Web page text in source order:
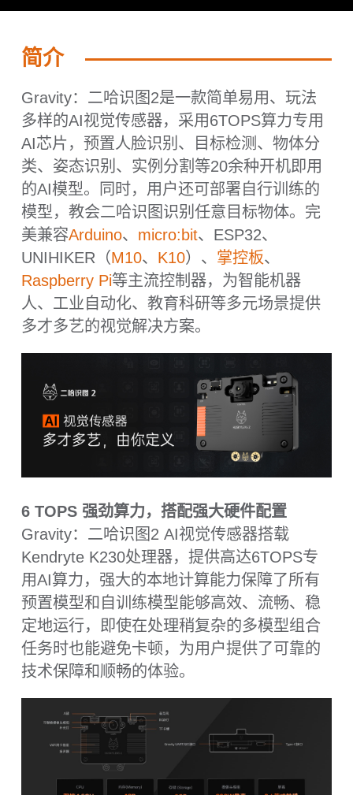
模型，教会二哈识图识别任意目标物体。完
美兼容 Arduino
Raspberry Pi
等主流控制器，为智能机器
人、工业自动化、教育科研等多元场景提供
多才多艺的视觉解决方案。
6 TOPS 强劲算力，搭配强大硬件配置
Gravity：二哈识图2 AI视觉传感器搭载
Kendryte K230处理器，提供高达6TOPS专
用AI算力，强大的本地计算能力保障了所有
任务时也能避免卡顿，为用户提供了可靠的
技术保障和顺畅的体验。
支持部署自训练模型
Gravity：二哈识图2 AI视觉传感器提供完整
的自训练模型部署解决方案，支持用户从模
型训练到实际应用的全流程自主定制。突破
预置模型限制，允许用户根据特定需求训练
专属识别模型，实现从"通用识别"到"专属认
知"的能力跨越。
模型灵活组合使用，玩法更多
Gravity：二哈识图2 AI视觉传感器突破单一